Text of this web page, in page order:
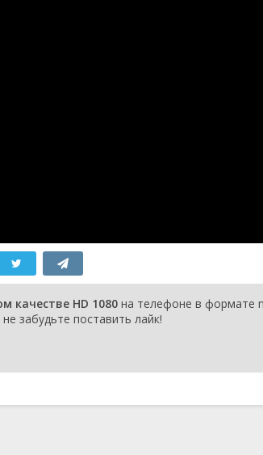
качестве HD 1080 на телефоне в формате
забудьте поставить лайк!